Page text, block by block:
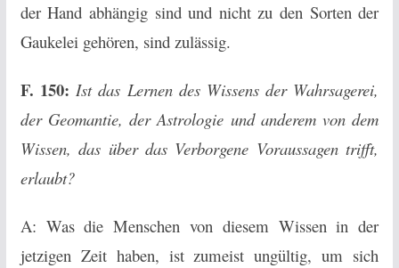
der Hand abhängig sind und nicht zu den Sorten der
Gaukelei gehören, sind zulässig.
F. 150: Ist das Lernen des Wissens der Wahrsagerei,
der Geomantie, der Astrologie und anderem von dem
Wissen, das über das Verborgene Voraussagen trifft,
erlaubt?
A: Was die Menschen von diesem Wissen in der
jetzigen Zeit haben, ist zumeist ungültig, um sich